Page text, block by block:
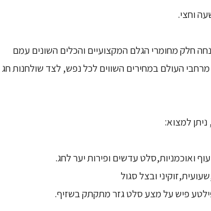
חלק מחומרי הגלם המקצועיים והכלים השונים עמם
מרחבי העולם במחירים השווים לכל נפש, לצד שולחנות חג
למצוא:
ואוכמניות,סלט עדשים ופירות יער לחג.
ובצל סגול
פיש על מצע סלט גזר מתקתק בשזיף.